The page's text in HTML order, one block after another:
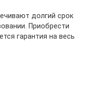
долгий срок
Приобрести
гарантия на весь